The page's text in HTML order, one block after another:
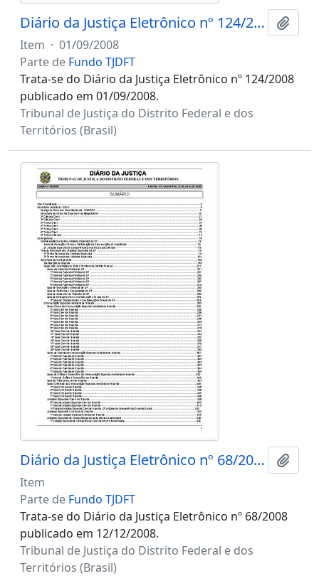
Diário da Justiça Eletrônico nº 124/2008
Item · 01/09/2008
Parte de Fundo TJDFT
Trata-se do Diário da Justiça Eletrônico nº 124/2008
publicado em 01/09/2008.
Tribunal de Justiça do Distrito Federal e dos
Territórios (Brasil)
Diário da Justiça Eletrônico nº 68/2008
Item
Parte de Fundo TJDFT
Trata-se do Diário da Justiça Eletrônico nº 68/2008
publicado em 12/12/2008.
Tribunal de Justiça do Distrito Federal e dos
Territórios (Brasil)